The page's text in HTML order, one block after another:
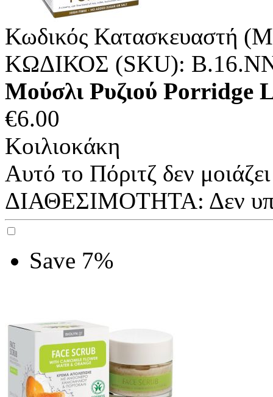
Κωδικός Κατασκευαστή
ΚΩΔΙΚΟΣ (SKU):
Μούσλι Ρυζιού
€6.00
Κοιλιοκάκη
Αυτό το Πόριτζ δεν
ΔΙΑΘΕΣΙΜΟΤΗΤΑ: Δεν
Save 7%